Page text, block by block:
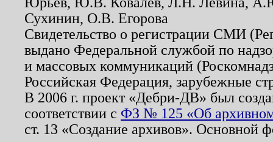
Сухинин, О.В. Егорова
Свидетельство о регистрации СМИ
выдано Федеральной службой по
и массовых коммуникаций
Российская Федерация, зарубежные
В 2006 г. проект «Дебри-ДВ» был
соответствии с ФЗ № 125 «Об
ст. 13 «Создание архивов». Основной